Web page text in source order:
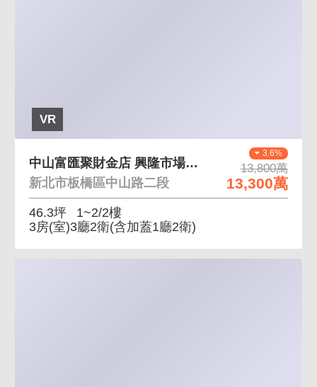
VR
3.6%
13,800萬
13,300萬
中山富匯聚財金店 興隆市場周邊機能高人潮多
新北市板橋區中山路二段
46.3坪
1~2/2樓
3房(室)3廳2衛(含加蓋1廳2衛)